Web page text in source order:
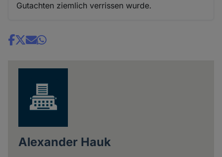
Gutachten ziemlich verrissen wurde.
Share
Alexander Hauk